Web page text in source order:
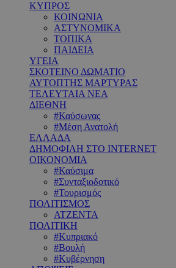
ΚΥΠΡΟΣ
ΚΟΙΝΩΝΙΑ
ΑΣΤΥΝΟΜΙΚΑ
ΤΟΠΙΚΑ
ΠΑΙΔΕΙΑ
ΥΓΕΙΑ
ΣΚΟΤΕΙΝΟ ΔΩΜΑΤΙΟ
ΑΥΤΟΠΤΗΣ ΜΑΡΤΥΡΑΣ
ΤΕΛΕΥΤΑΙΑ ΝΕΑ
ΔΙΕΘΝΗ
#Καύσωνας
#Μέση Ανατολή
ΕΛΛΑΔΑ
ΔΗΜΟΦΙΛΗ ΣΤΟ INTERNET
ΟΙΚΟΝΟΜΙΑ
#Καύσιμα
#Συνταξιοδοτικό
#Τουρισμός
ΠΟΛΙΤΙΣΜΟΣ
ΑΤΖΕΝΤΑ
ΠΟΛΙΤΙΚΗ
#Κυπριακό
#Βουλή
#Κυβέρνηση